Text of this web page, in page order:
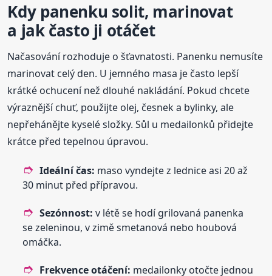
Kdy panenku solit, marinovat
a jak často ji otáčet
Načasování rozhoduje o šťavnatosti. Panenku nemusíte
marinovat celý den. U jemného masa je často lepší
krátké ochucení než dlouhé nakládání. Pokud chcete
výraznější chuť, použijte olej, česnek a bylinky, ale
nepřehánějte kyselé složky. Sůl u medailonků přidejte
krátce před tepelnou úpravou.
Ideální čas: maso vyndejte z lednice asi 20 až
30 minut před přípravou.
Sezónnost: v létě se hodí grilovaná panenka
se zeleninou, v zimě smetanová nebo houbová
omáčka.
Frekvence otáčení: medailonky otočte jednou